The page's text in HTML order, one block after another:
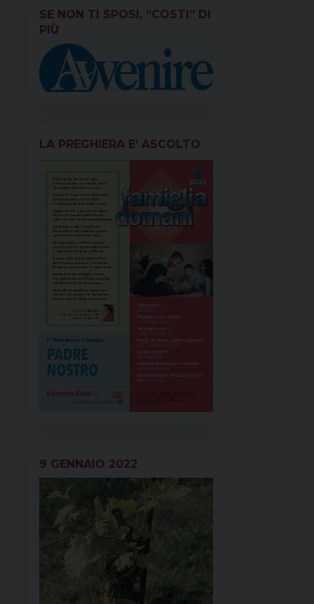
SE NON TI SPOSI, “COSTI” DI
PIÙ
LA PREGHIERA E’ ASCOLTO
9 GENNAIO 2022